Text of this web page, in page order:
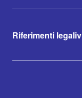
Riferimenti legaliv